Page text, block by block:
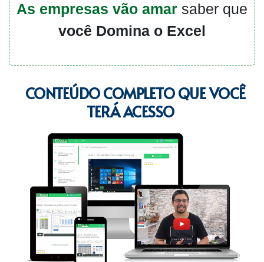
As empresas vão amar saber que
você Domina o Excel
CONTEÚDO COMPLETO QUE VOCÊ
TERÁ ACESSO